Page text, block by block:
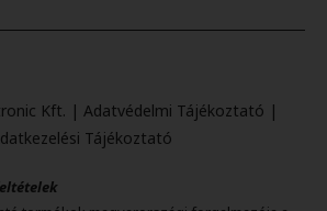
Kft. | Adatvédelmi Tájékoztató |
Tájékoztató